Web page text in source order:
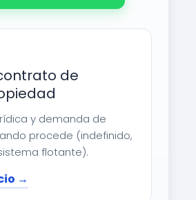
de
y demanda de
procede (indefinido,
flotante).
→